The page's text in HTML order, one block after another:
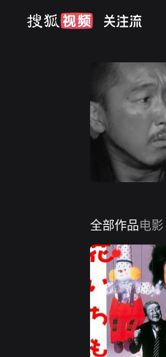
全部作品电影